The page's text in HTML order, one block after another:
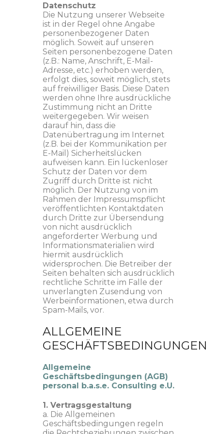
Datenschutz
Die Nutzung unserer Webseite
ist in der Regel ohne Angabe
personenbezogener Daten
möglich. Soweit auf unseren
Seiten personenbezogene Daten
(z.B.: Name, Anschrift, E-Mail-
Adresse, etc.) erhoben werden,
erfolgt dies, soweit möglich, stets
auf freiwilliger Basis. Diese Daten
werden ohne Ihre ausdrückliche
Zustimmung nicht an Dritte
weitergegeben. Wir weisen
darauf hin, dass die
Datenübertragung im Internet
(z.B. bei der Kommunikation per
E-Mail) Sicherheitslücken
aufweisen kann. Ein lückenloser
Schutz der Daten vor dem
Zugriff durch Dritte ist nicht
möglich. Der Nutzung von im
Rahmen der Impressumspflicht
veröffentlichten Kontaktdaten
durch Dritte zur Übersendung
von nicht ausdrücklich
angeforderter Werbung und
Informationsmaterialien wird
hiermit ausdrücklich
widersprochen. Die Betreiber der
Seiten behalten sich ausdrücklich
rechtliche Schritte im Falle der
unverlangten Zusendung von
Werbeinformationen, etwa durch
Spam-Mails, vor.
ALLGEMEINE
GESCHÄFTSBEDINGUNGEN
Allgemeine
Geschäftsbedingungen (AGB)
personal b.a.s.e. Consulting e.U.
1. Vertragsgestaltung
a. Die Allgemeinen
Geschäftsbedingungen regeln